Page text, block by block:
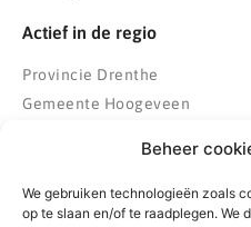
Beheer
We gebruiken technologieën zoals
op te slaan en/of te raadplegen. We
Actief in de regio
Provincie Drenthe
Gemeente Hoogeveen
Gemeente Midden-Drenthe
Gemeente Noordenveld
Gemeente Noordoostpolder